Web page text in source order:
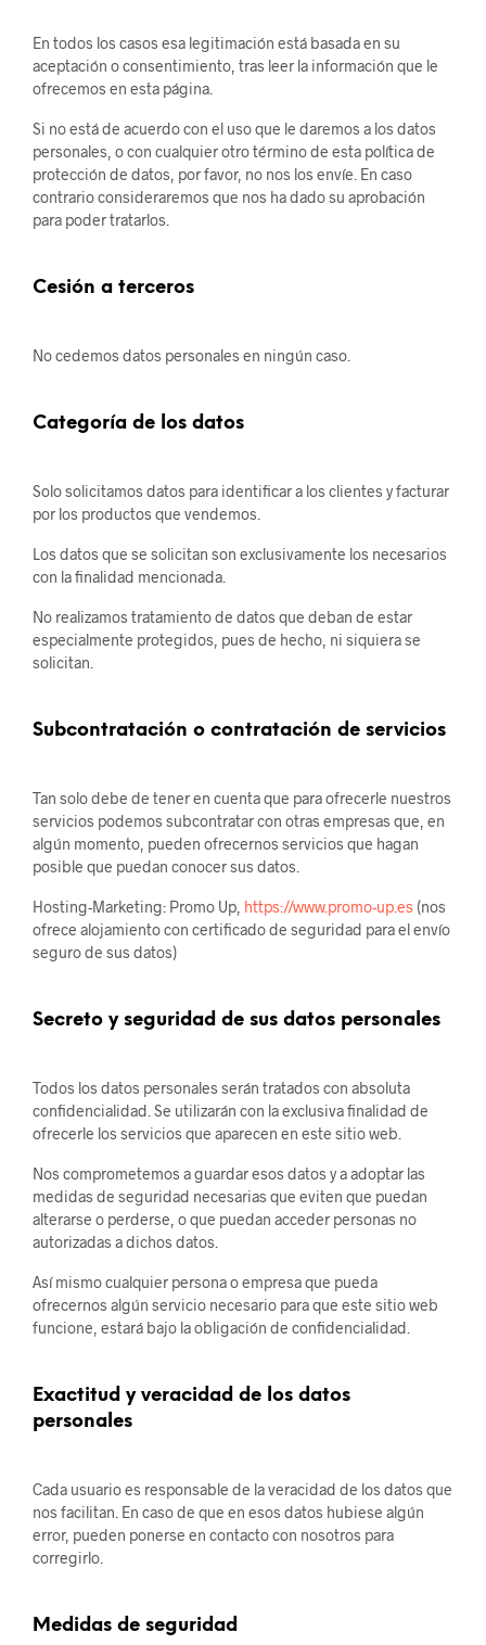
En todos los casos esa legitimación está basada en su
aceptación o consentimiento, tras leer la información que le
ofrecemos en esta página.
Si no está de acuerdo con el uso que le daremos a los datos
personales, o con cualquier otro término de esta política de
protección de datos, por favor, no nos los envíe. En caso
contrario consideraremos que nos ha dado su aprobación
para poder tratarlos.
Cesión a terceros
No cedemos datos personales en ningún caso.
Categoría de los datos
Solo solicitamos datos para identificar a los clientes y facturar
por los productos que vendemos.
Los datos que se solicitan son exclusivamente los necesarios
con la finalidad mencionada.
No realizamos tratamiento de datos que deban de estar
especialmente protegidos, pues de hecho, ni siquiera se
solicitan.
Subcontratación o contratación de servicios
Tan solo debe de tener en cuenta que para ofrecerle nuestros
servicios podemos subcontratar con otras empresas que, en
algún momento, pueden ofrecernos servicios que hagan
posible que puedan conocer sus datos.
Hosting-Marketing: Promo Up, https://www.promo-up.es (nos
ofrece alojamiento con certificado de seguridad para el envío
seguro de sus datos)
Secreto y seguridad de sus datos personales
Todos los datos personales serán tratados con absoluta
confidencialidad. Se utilizarán con la exclusiva finalidad de
ofrecerle los servicios que aparecen en este sitio web.
Nos comprometemos a guardar esos datos y a adoptar las
medidas de seguridad necesarias que eviten que puedan
alterarse o perderse, o que puedan acceder personas no
autorizadas a dichos datos.
Así mismo cualquier persona o empresa que pueda
ofrecernos algún servicio necesario para que este sitio web
funcione, estará bajo la obligación de confidencialidad.
Exactitud y veracidad de los datos
personales
Cada usuario es responsable de la veracidad de los datos que
nos facilitan. En caso de que en esos datos hubiese algún
error, pueden ponerse en contacto con nosotros para
corregirlo.
Medidas de seguridad